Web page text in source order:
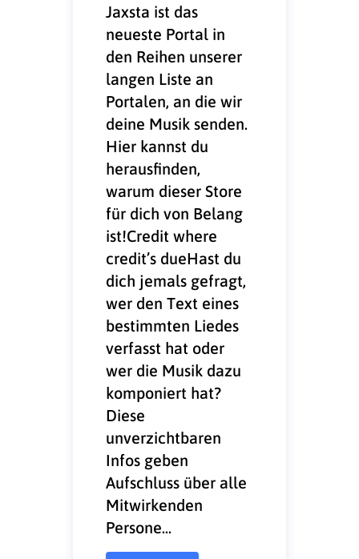
Jaxsta ist das
neueste Portal in
den Reihen unserer
langen Liste an
Portalen, an die wir
deine Musik senden.
Hier kannst du
herausfinden,
warum dieser Store
für dich von Belang
ist!Credit where
credit’s dueHast du
dich jemals gefragt,
wer den Text eines
bestimmten Liedes
verfasst hat oder
wer die Musik dazu
komponiert hat?
Diese
unverzichtbaren
Infos geben
Aufschluss über alle
Mitwirkenden
Persone...